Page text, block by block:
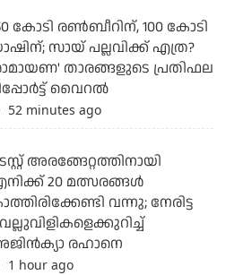
കോടി രൺബീറിന്, 100 കോടി
സായ് പല്ലവിക്ക് എത്ര?
താരങ്ങളുടെ പ്രതിഫല
വൈറൽ
52 minutes ago
അരങ്ങേറ്റത്തിനായി
20 മത്സരങ്ങള്‍
വന്നു; നേരിട്ട
രഹാനെ
1 hour ago